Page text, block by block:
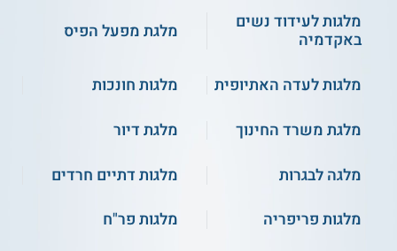
מלגות לעידוד נשים
באקדמיה
מלגת מפעל הפיס
מלגות לעדה האתיופית
מלגות חונכות
מלגת משרד החינוך
מלגת דיור
מלגה לבגרות
מלגות דתיים חרדים
מלגות פריפריה
מלגות פר"ח